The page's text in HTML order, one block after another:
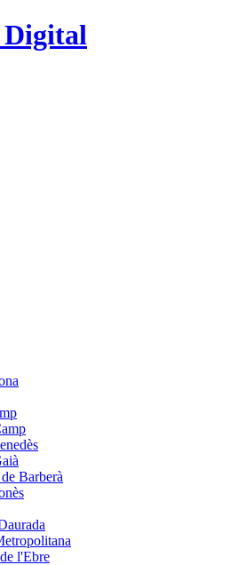
Barberà
l'Ebre